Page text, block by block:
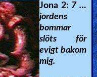
Jona 2: 7 …
jordens
bommar
slöts för
evigt bakom
mig.